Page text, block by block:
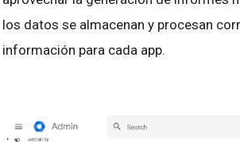
los datos se almacenan y procesan
información para cada app.